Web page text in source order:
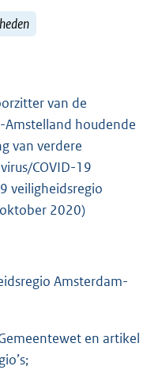
van de
houdende
van verdere
COVID-19
veiligheidsregio
2020)
Amsterdam-
en artikel